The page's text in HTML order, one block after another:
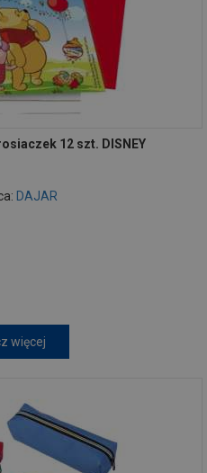
12 szt. DISNEY
DAJAR
więcej